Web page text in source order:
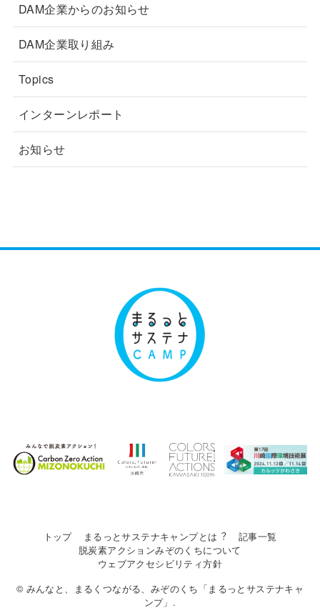
DAM企業からのお知らせ
DAM企業取り組み
Topics
インターンレポート
お知らせ
トップ まるっとサステナキャンプとは︖
記事一覧
脱炭素アクションみぞのくちについて
ウェブアクセシビリティ方針
© みんなと、まるくつながる、みぞのくち「まるっとサステナキャ
ンプ」.